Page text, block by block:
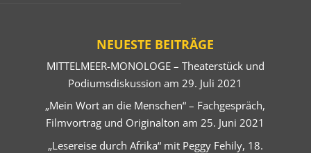
NEUESTE BEITRÄGE
MITTELMEER-MONOLOGE – Theaterstück und
Podiumsdiskussion am 29. Juli 2021
„Mein Wort an die Menschen“ – Fachgespräch,
Filmvortrag und Originalton am 25. Juni 2021
„Lesereise durch Afrika“ mit Peggy Fehily, 18.